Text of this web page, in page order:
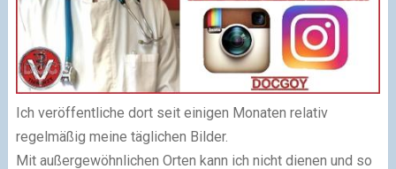
Ich veröffentliche dort seit einigen Monaten relativ
regelmäßig meine täglichen Bilder.
Mit außergewöhnlichen Orten kann ich nicht dienen und so